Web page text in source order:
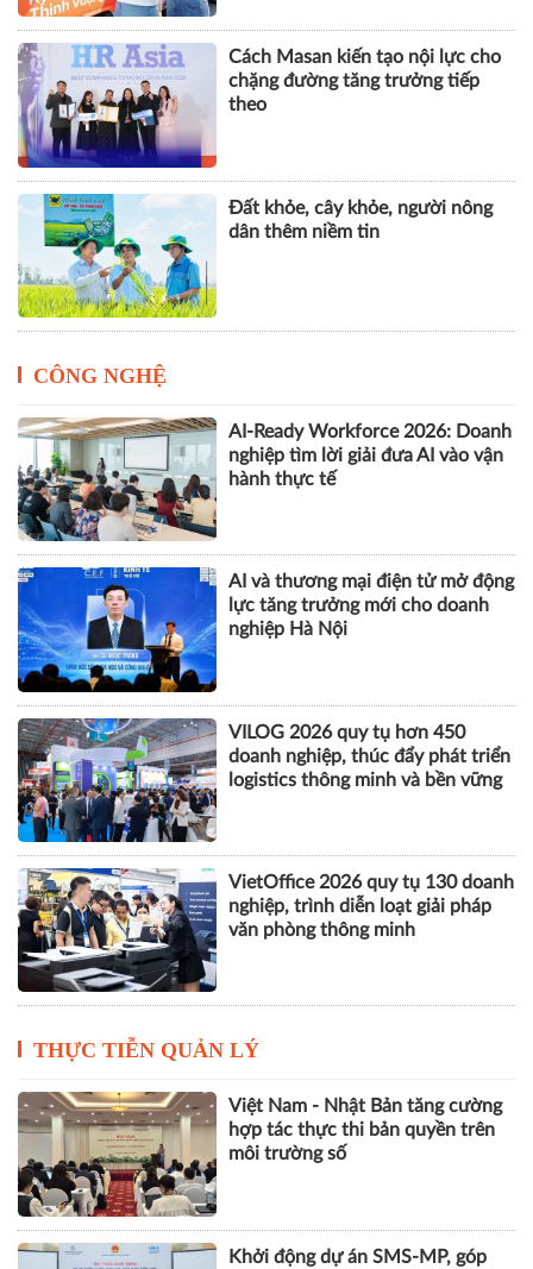
Cách Masan kiến tạo nội lực cho
chặng đường tăng trưởng tiếp
theo
Đất khỏe, cây khỏe, người nông
dân thêm niềm tin
CÔNG NGHỆ
AI-Ready Workforce 2026: Doanh
nghiệp tìm lời giải đưa AI vào vận
hành thực tế
AI và thương mại điện tử mở động
lực tăng trưởng mới cho doanh
nghiệp Hà Nội
VILOG 2026 quy tụ hơn 450
doanh nghiệp, thúc đẩy phát triển
logistics thông minh và bền vững
VietOffice 2026 quy tụ 130 doanh
nghiệp, trình diễn loạt giải pháp
văn phòng thông minh
THỰC TIỄN QUẢN LÝ
Việt Nam - Nhật Bản tăng cường
hợp tác thực thi bản quyền trên
môi trường số
Khởi động dự án SMS-MP, góp